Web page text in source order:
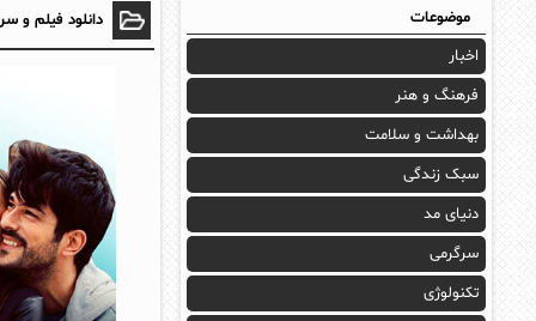
دانلود فیلم و
موضوعات
اخبار
فرهنگ و هنر
بهداشت و سلامت
سبک زندگی
دنیای مد
سرگرمی
تکنولوژی